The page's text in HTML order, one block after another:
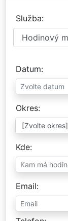
Služba
Datum
Okres
Kde
Email